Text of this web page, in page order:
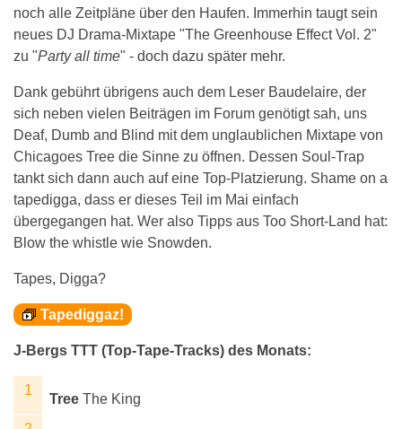
noch alle Zeitpläne über den Haufen. Immerhin taugt sein
neues DJ Drama-Mixtape "The Greenhouse Effect Vol. 2"
zu "Party all time" - doch dazu später mehr.
Dank gebührt übrigens auch dem Leser Baudelaire, der
sich neben vielen Beiträgen im Forum genötigt sah, uns
Deaf, Dumb and Blind mit dem unglaublichen Mixtape von
Chicagoes Tree die Sinne zu öffnen. Dessen Soul-Trap
tankt sich dann auch auf eine Top-Platzierung. Shame on a
tapedigga, dass er dieses Teil im Mai einfach
übergegangen hat. Wer also Tipps aus Too Short-Land hat:
Blow the whistle wie Snowden.
Tapes, Digga?
Tapediggaz!
J-Bergs TTT (Top-Tape-Tracks) des Monats:
Tree The King